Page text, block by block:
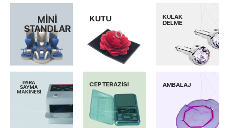
MİNİ
STANDLAR
KUTU KULAK
DELME
PARA
SAYMA
MAKİNESİ
CEP TERAZİSİ AMBALAJ